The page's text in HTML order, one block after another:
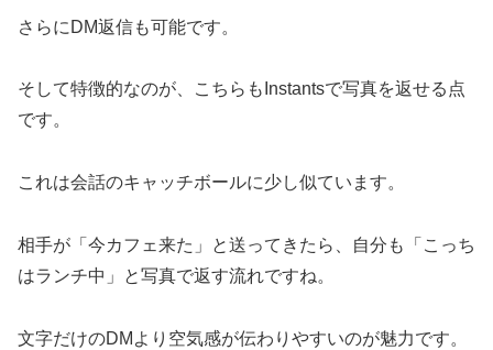
さらにDM返信も可能です。
そして特徴的なのが、こちらもInstantsで写真を返せる点
です。
これは会話のキャッチボールに少し似ています。
相手が「今カフェ来た」と送ってきたら、自分も「こっち
はランチ中」と写真で返す流れですね。
文字だけのDMより空気感が伝わりやすいのが魅力です。